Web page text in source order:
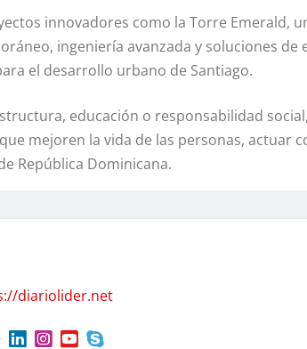
innovadores como la Torre Emerald,
ingeniería avanzada y soluciones de
el desarrollo urbano de Santiago.
educación o responsabilidad
mejoren la vida de las personas, actuar
República Dominicana.
diariolider.net